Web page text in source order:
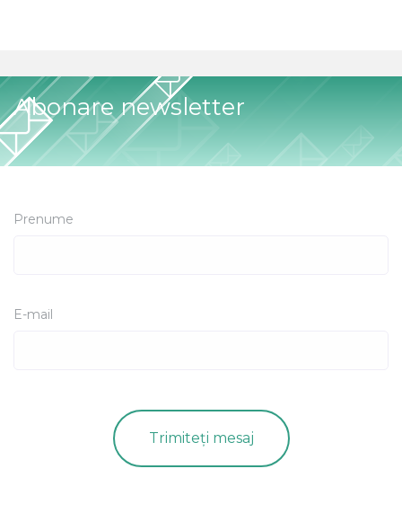
Abonare newsletter
Prenume
E-mail